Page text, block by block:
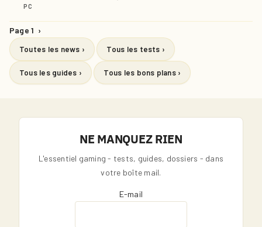
PC
Page 1 ›
Toutes les news › Tous les tests ›
Tous les guides › Tous les bons plans ›
NE MANQUEZ RIEN
L'essentiel gaming - tests, guides, dossiers - dans
votre boîte mail.
E-mail